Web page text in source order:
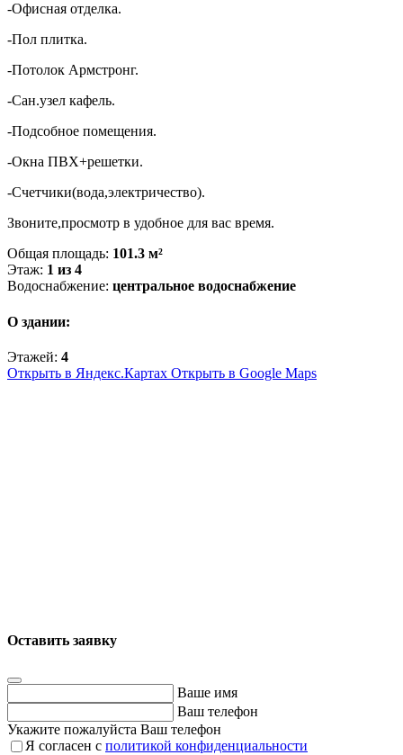
-Офисная отделка.
-Пол плитка.
-Потолок Армстронг.
-Сан.узел кафель.
-Подсобное помещения.
-Окна ПВХ+решетки.
-Счетчики(вода,электричество).
Звоните,просмотр в удобное для вас время.
Общая площадь: 101.3 м²
Этаж: 1 из 4
Водоснабжение: центральное водоснабжение
О здании:
Этажей: 4
Открыть в Яндекс.Картах Открыть в Google Maps
Оставить заявку
Ваше имя
Ваш телефон
Укажите пожалуйста Ваш телефон
Я согласен с политикой конфиденциальности